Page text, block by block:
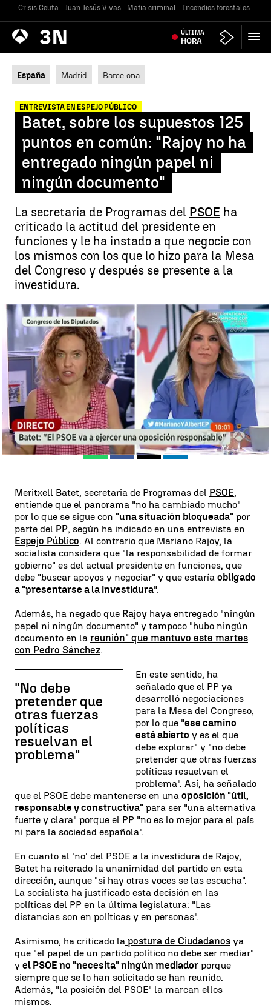
Crisis Ceuta Juan Jesús Vivas Mafia criminal Incendios forestales
Antena
3 Noticias ÚLTIMA
HORA
España Madrid Barcelona
ENTREVISTA EN ESPEJO PÚBLICO
Batet, sobre los supuestos 125
puntos en común: "Rajoy no ha
entregado ningún papel ni
ningún documento"
La secretaria de Programas del PSOE ha
criticado la actitud del presidente en
funciones y le ha instado a que negocie con
los mismos con los que lo hizo para la Mesa
del Congreso y después se presente a la
investidura.
Batet, sobre los supuestos 125 puntos en común: "Rajoy no ha
entregado ningún papel ni ningún documento" |Alba Gómez Varela
Antena 3 Noticias Madrid
Publicado:03 de julio de 2018, 04:16
WhatsappFacebook
X Linkedin
Meritxell Batet, secretaria de Programas del PSOE,
entiende que el panorama "no ha cambiado mucho"
por lo que se sigue con "una situación bloqueada" por
parte del PP, según ha indicado en una entrevista en
Espejo Público. Al contrario que Mariano Rajoy, la
socialista considera que "la responsabilidad de formar
gobierno" es del actual presidente en funciones, que
debe "buscar apoyos y negociar" y que estaría obligado
a "presentarse a la investidura".
Además, ha negado que Rajoy haya entregado "ningún
papel ni ningún documento" y tampoco "hubo ningún
documento en la reunión" que mantuvo este martes
con Pedro Sánchez.
"No debe
pretender que
otras fuerzas
políticas
resuelvan el
problema"
En este sentido, ha
señalado que el PP ya
desarrolló negociaciones
para la Mesa del Congreso,
por lo que "ese camino
está abierto y es el que
debe explorar" y "no debe
pretender que otras fuerzas
políticas resuelvan el
problema". Así, ha señalado
que el PSOE debe mantenerse en una oposición "útil,
responsable y constructiva" para ser "una alternativa
fuerte y clara" porque el PP "no es lo mejor para el país
ni para la sociedad española".
En cuanto al 'no' del PSOE a la investidura de Rajoy,
Batet ha reiterado la unanimidad del partido en esta
dirección, aunque "si hay otras voces se las escucha".
La socialista ha justificado esta decisión en las
políticas del PP en la última legislatura: "Las
distancias son en políticas y en personas".
Asimismo, ha criticado la postura de Ciudadanos ya
que "el papel de un partido político no debe ser mediar"
y el PSOE no "necesita" ningún mediador porque
siempre que se lo han solicitado se han reunido.
Además, "la posición del PSOE" la marcan ellos
mismos.